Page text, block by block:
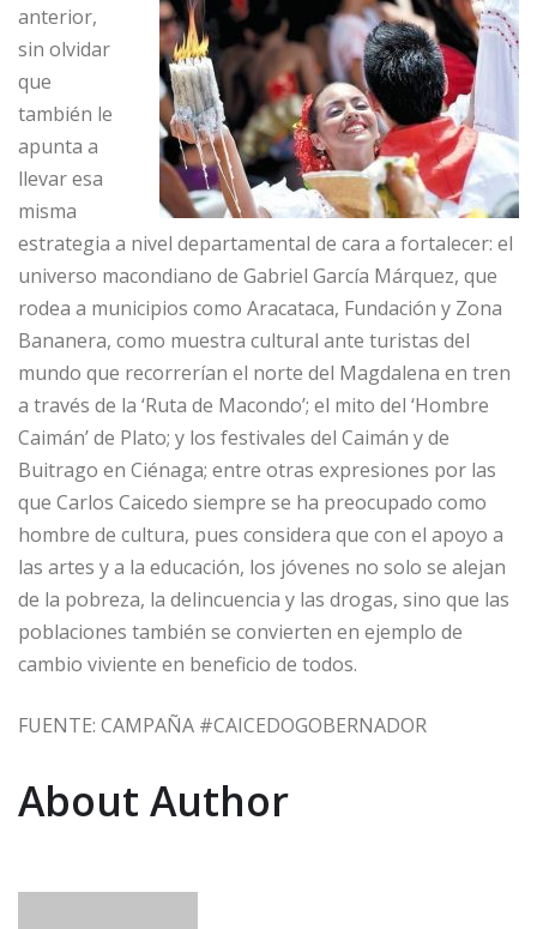
anterior,
sin olvidar
que
también le
apunta a
llevar esa
misma
estrategia a nivel departamental de cara a fortalecer: el
universo macondiano de Gabriel García Márquez, que
rodea a municipios como Aracataca, Fundación y Zona
Bananera, como muestra cultural ante turistas del
mundo que recorrerían el norte del Magdalena en tren
a través de la ‘Ruta de Macondo’; el mito del ‘Hombre
Caimán’ de Plato; y los festivales del Caimán y de
Buitrago en Ciénaga; entre otras expresiones por las
que Carlos Caicedo siempre se ha preocupado como
hombre de cultura, pues considera que con el apoyo a
las artes y a la educación, los jóvenes no solo se alejan
de la pobreza, la delincuencia y las drogas, sino que las
poblaciones también se convierten en ejemplo de
cambio viviente en beneficio de todos.
FUENTE: CAMPAÑA #CAICEDOGOBERNADOR
About Author